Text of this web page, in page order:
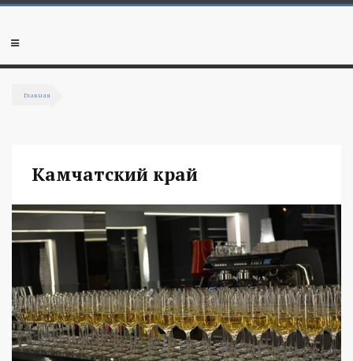
Перейти к основному содержанию
Мобильное
Главная
Камчатский край